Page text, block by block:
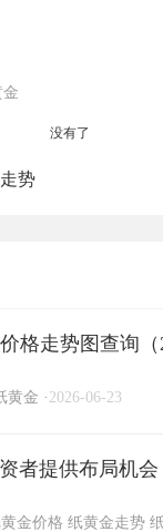
势
没有了
格走势图查询（
黄金 · 2026-06-23
者提供布局机
金价格 纸黄金走势